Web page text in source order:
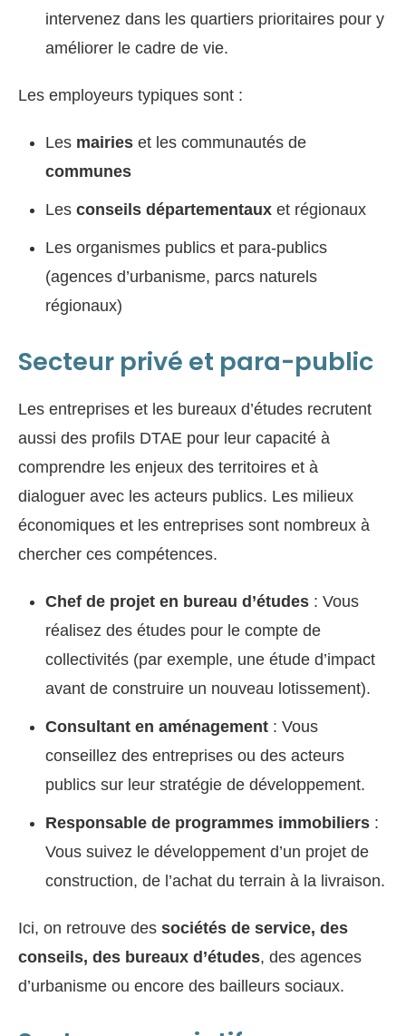
intervenez dans les quartiers prioritaires pour y
améliorer le cadre de vie.
Les employeurs typiques sont :
Les mairies et les communautés de
communes
Les conseils départementaux et régionaux
Les organismes publics et para-publics
(agences d’urbanisme, parcs naturels
régionaux)
Secteur privé et para-public
Les entreprises et les bureaux d’études recrutent
aussi des profils DTAE pour leur capacité à
comprendre les enjeux des territoires et à
dialoguer avec les acteurs publics. Les milieux
économiques et les entreprises sont nombreux à
chercher ces compétences.
Chef de projet en bureau d’études : Vous
réalisez des études pour le compte de
collectivités (par exemple, une étude d’impact
avant de construire un nouveau lotissement).
Consultant en aménagement : Vous
conseillez des entreprises ou des acteurs
publics sur leur stratégie de développement.
Responsable de programmes immobiliers :
Vous suivez le développement d’un projet de
construction, de l’achat du terrain à la livraison.
Ici, on retrouve des sociétés de service, des
conseils, des bureaux d’études, des agences
d’urbanisme ou encore des bailleurs sociaux.